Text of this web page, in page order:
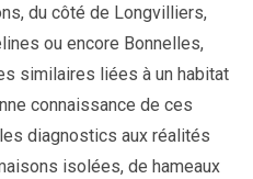
du côté de Longvilliers,
ou encore Bonnelles,
similaires liées à un habitat
connaissance de ces
diagnostics aux réalités
isolées, de hameaux